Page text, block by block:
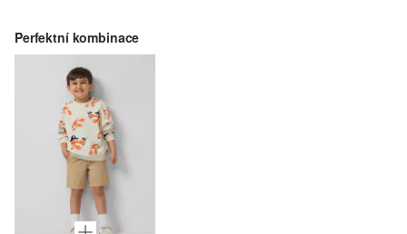
Perfektní kombinace